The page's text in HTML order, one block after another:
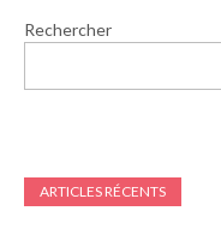
Rechercher
ARTICLES RÉCENTS